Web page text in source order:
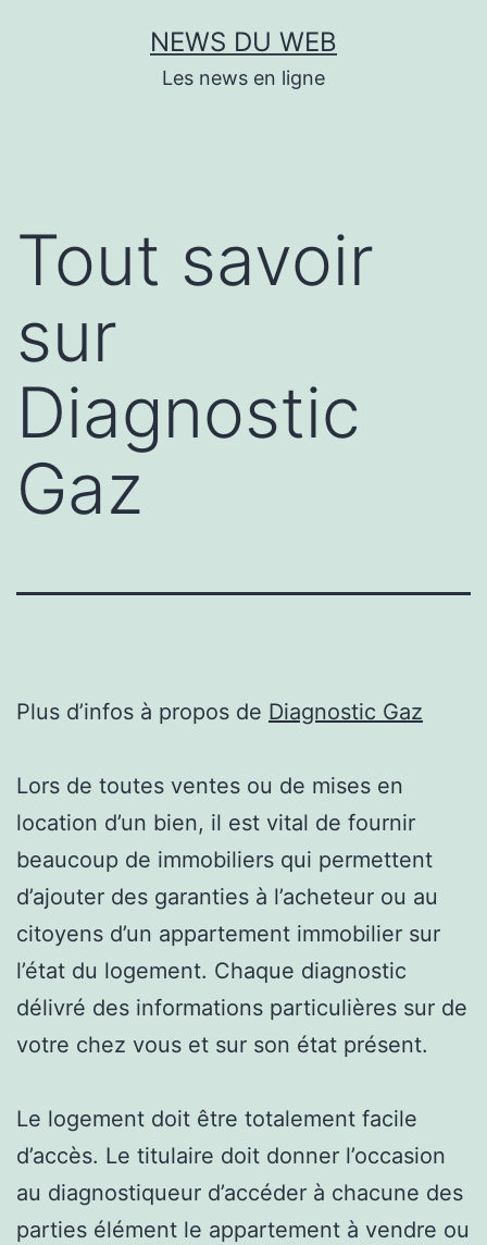
NEWS DU WEB
Les news en ligne
Tout savoir
sur
Diagnostic
Gaz
Plus d’infos à propos de Diagnostic Gaz
Lors de toutes ventes ou de mises en
location d’un bien, il est vital de fournir
beaucoup de immobiliers qui permettent
d’ajouter des garanties à l’acheteur ou au
citoyens d’un appartement immobilier sur
l’état du logement. Chaque diagnostic
délivré des informations particulières sur de
votre chez vous et sur son état présent.
Le logement doit être totalement facile
d’accès. Le titulaire doit donner l’occasion
au diagnostiqueur d’accéder à chacune des
parties élément le appartement à vendre ou